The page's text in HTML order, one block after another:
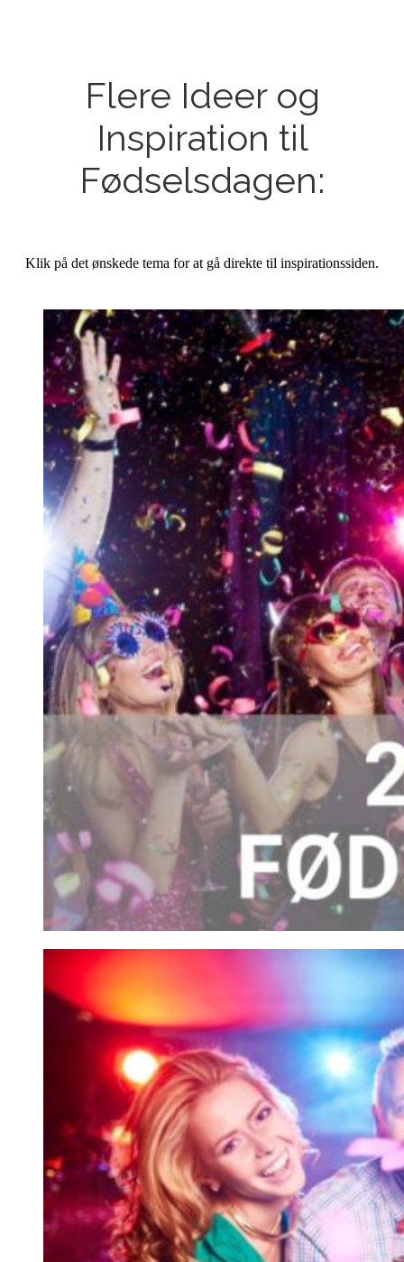
Flere Ideer og
Inspiration til
Fødselsdagen:
Klik på det ønskede tema for at gå direkte til inspirationssiden.